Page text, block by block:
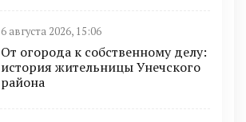
6 августа 2026, 15:06
От огорода к собственному делу:
история жительницы Унечского
района